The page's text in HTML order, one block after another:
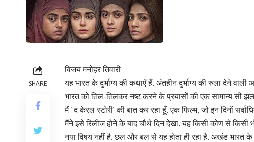
SHARE
विजय मनोहर तिवारी
यह भारत के दुर्भाग्य की कथाएँ हैं. अंतहीन दुर्भाग्य की रुला देने
भारत को तिल-तिलकर नष्ट करने के प्रयासों की एक सामान्य सी
मैं “द केरल स्टोरी’ की बात कर रहा हूँ. एक फिल्म, जो इन दिनों
मैंने इसे रिलीज होने के बाद चौथे दिन देखा. यह किसी कोण से किसी
नया विषय नहीं है. छल और बल से यह होता ही रहा है. अखंड भारत